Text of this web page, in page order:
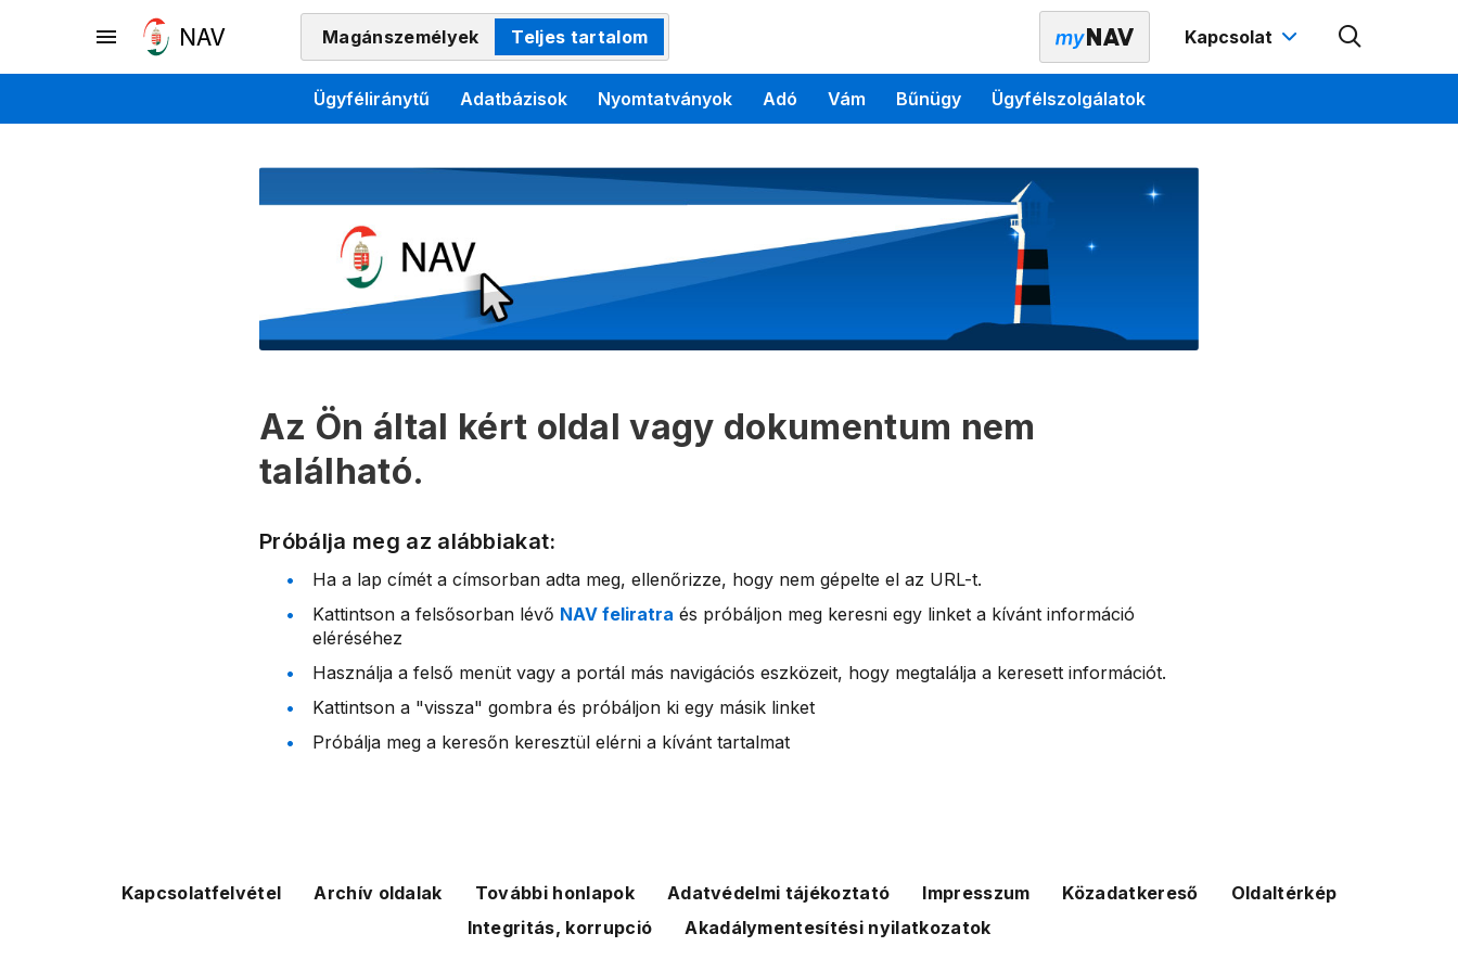
Magánszemélyek Teljes tartalom Kapcsolat
Ügyféliránytű Adatbázisok Nyomtatványok Adó Vám Bűnügy Ügyfélszolgálatok
Az Ön által kért oldal vagy dokumentum nem
található.
Próbálja meg az alábbiakat:
Ha a lap címét a címsorban adta meg, ellenőrizze, hogy nem gépelte el az URL-t.
Kattintson a felsősorban lévő NAV feliratra és próbáljon meg keresni egy linket a kívánt információ
eléréséhez
Használja a felső menüt vagy a portál más navigációs eszközeit, hogy megtalálja a keresett információt.
Kattintson a "vissza" gombra és próbáljon ki egy másik linket
Próbálja meg a keresőn keresztül elérni a kívánt tartalmat
Kapcsolatfelvétel Archív oldalak További honlapok Adatvédelmi tájékoztató Impresszum Közadatkereső
Oldaltérkép
Integritás, korrupció
Akadálymentesítési nyilatkozatok